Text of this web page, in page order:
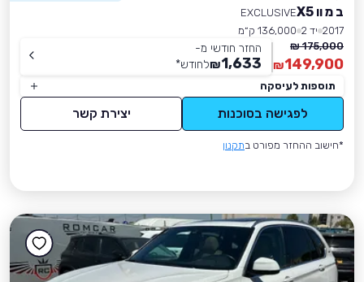
ב מ וו X5
EXCLUSIVE
2017 יד 2
136,000 ק״מ
175,000 ₪
149,900
₪
החזר חודשי מ-
1,633
₪לחודש*
תוספות לעיסקה
לפגישה בסוכנות יצירת קשר
*חישוב ההחזר מפורט בתקנון